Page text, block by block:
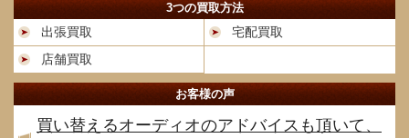
3つの買取方法
出張買取
宅配買取
店舗買取
お客様の声
買い替えるオーディオのアドバイスも頂いて、